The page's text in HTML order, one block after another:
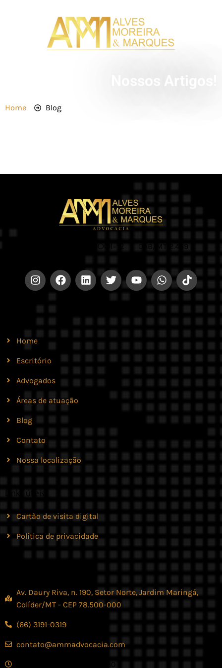
Home Blog
CNPJ 42.579.159/0001-52 | OAB/MT 2.469
Home
Escritório
Advogados
Áreas de atuação
Blog
Contato
Nossa localização
Links úteis
Cartão de visita digital
Política de privacidade
Av. Daury Riva, n. 190, Setor Norte, Jardim Maringá,
Colíder/MT - CEP 78.500-000
(66) 3191-0319
contato@ammadvocacia.com